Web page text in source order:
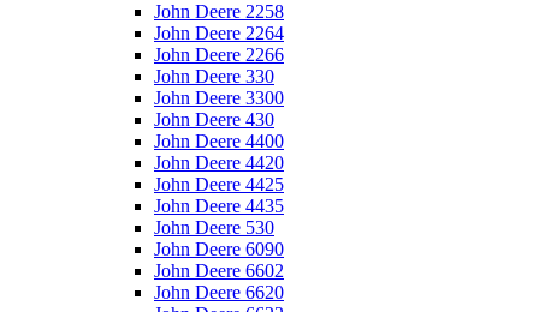
John Deere 2258
John Deere 2264
John Deere 2266
John Deere 330
John Deere 3300
John Deere 430
John Deere 4400
John Deere 4420
John Deere 4425
John Deere 4435
John Deere 530
John Deere 6090
John Deere 6602
John Deere 6620